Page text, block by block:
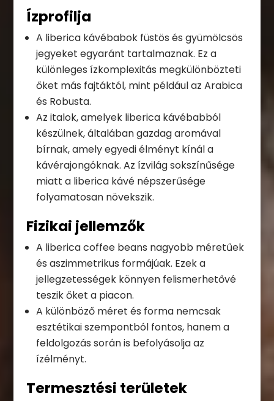
Ízprofilja
A liberica kávébabok füstös és gyümölcsös
jegyeket egyaránt tartalmaznak. Ez a
különleges ízkomplexitás megkülönbözteti
őket más fajtáktól, mint például az Arabica
és Robusta.
Az italok, amelyek liberica kávébabból
készülnek, általában gazdag aromával
bírnak, amely egyedi élményt kínál a
kávérajongóknak. Az ízvilág sokszínűsége
miatt a liberica kávé népszerűsége
folyamatosan növekszik.
Fizikai jellemzők
A liberica coffee beans nagyobb méretűek
és aszimmetrikus formájúak. Ezek a
jellegzetességek könnyen felismerhetővé
teszik őket a piacon.
A különböző méret és forma nemcsak
esztétikai szempontból fontos, hanem a
feldolgozás során is befolyásolja az
ízélményt.
Termesztési területek